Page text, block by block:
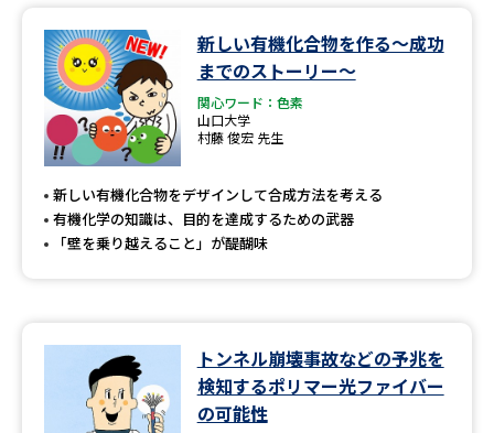
新しい有機化合物を作る～成功
までのストーリー～
関心ワード：色素
山口大学
村藤 俊宏 先生
新しい有機化合物をデザインして合成方法を考える
有機化学の知識は、目的を達成するための武器
「壁を乗り越えること」が醍醐味
トンネル崩壊事故などの予兆を
検知するポリマー光ファイバー
の可能性